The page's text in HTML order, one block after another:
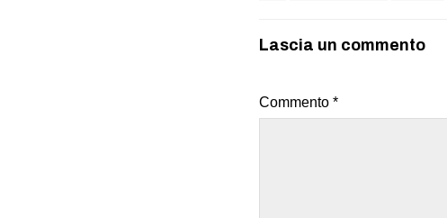
Lascia un commento
Commento *